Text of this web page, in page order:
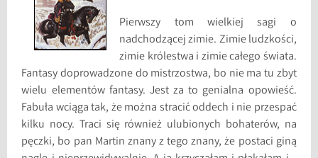
Pierwszy tom wielkiej sagi o
nadchodzącej zimie. Zimie ludzkości,
zimie królestwa i zimie całego świata.
Fantasy doprowadzone do mistrzostwa, bo nie ma tu zbyt
wielu elementów fantasy. Jest za to genialna opowieść.
Fabuła wciąga tak, że można stracić oddech i nie przespać
kilku nocy. Traci się również ulubionych bohaterów, na
pęczki, bo pan Martin znany z tego znany, że postaci giną